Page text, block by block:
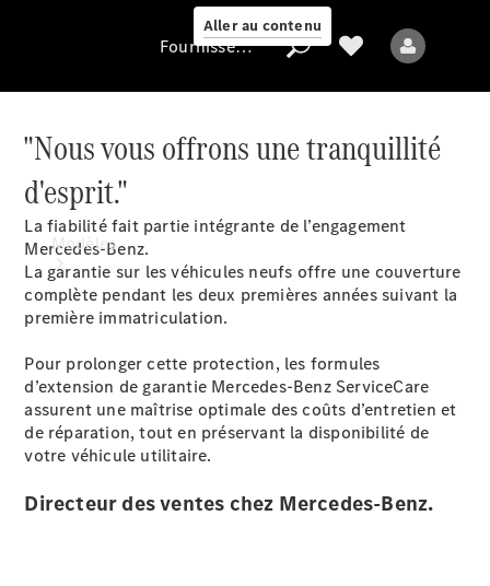
Aller au contenu
Fournisseur /
Protection des
données
Modèles
Tous les modèles
Fournisseur / Protection des données
"Nous vous offrons une tranquillité
d'esprit."
La fiabilité fait partie intégrante de l’engagement
Mercedes-Benz.
La garantie sur les véhicules neufs offre une couverture
complète pendant les deux premières années suivant la
première immatriculation.
Pour prolonger cette protection, les formules
d’extension de garantie Mercedes-Benz ServiceCare
assurent une maîtrise optimale des coûts d’entretien et
de réparation, tout en préservant la disponibilité de
votre véhicule utilitaire.
Directeur des ventes chez Mercedes-Benz.